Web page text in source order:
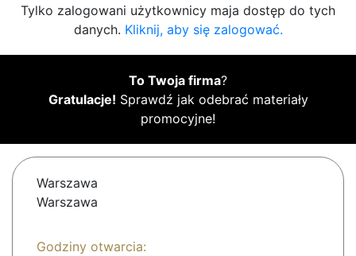
Tylko zalogowani użytkownicy maja dostęp do tych
danych. Kliknij, aby się zalogować.
To Twoja firma?
Gratulacje! Sprawdź jak odebrać materiały
promocyjne!
Warszawa
Warszawa
Godziny otwarcia: